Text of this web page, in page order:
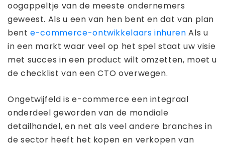
oogappeltje van de meeste ondernemers
geweest. Als u een van hen bent en dat van plan
bente-commerce-ontwikkelaars inhuren Als u
in een markt waar veel op het spel staat uw visie
met succes in een product wilt omzetten, moet u
de checklist van een CTO overwegen.
Ongetwijfeld is e-commerce een integraal
onderdeel geworden van de mondiale
detailhandel, en net als veel andere branches in
de sector heeft het kopen en verkopen van